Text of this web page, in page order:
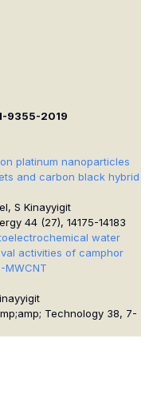
9355-2019
platinum nanoparticles
and carbon black hybrid
S Kinayyigit
44 (27), 14175-14183
water
activities of camphor
Technology 38, 7-